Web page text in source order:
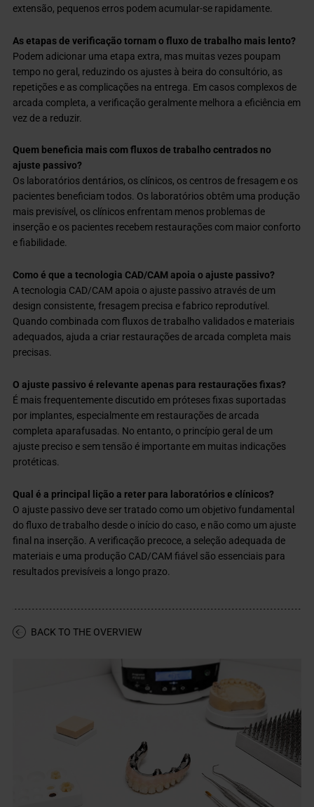
extensão, pequenos erros podem acumular-se rapidamente.
As etapas de verificação tornam o fluxo de trabalho mais lento?
Podem adicionar uma etapa extra, mas muitas vezes poupam
tempo no geral, reduzindo os ajustes à beira do consultório, as
repetições e as complicações na entrega. Em casos complexos de
arcada completa, a verificação geralmente melhora a eficiência em
vez de a reduzir.
Quem beneficia mais com fluxos de trabalho centrados no
ajuste passivo?
Os laboratórios dentários, os clínicos, os centros de fresagem e os
pacientes beneficiam todos. Os laboratórios obtêm uma produção
mais previsível, os clínicos enfrentam menos problemas de
inserção e os pacientes recebem restaurações com maior conforto
e fiabilidade.
Como é que a tecnologia CAD/CAM apoia o ajuste passivo?
A tecnologia CAD/CAM apoia o ajuste passivo através de um
design consistente, fresagem precisa e fabrico reprodutível.
Quando combinada com fluxos de trabalho validados e materiais
adequados, ajuda a criar restaurações de arcada completa mais
precisas.
O ajuste passivo é relevante apenas para restaurações fixas?
É mais frequentemente discutido em próteses fixas suportadas
por implantes, especialmente em restaurações de arcada
completa aparafusadas. No entanto, o princípio geral de um
ajuste preciso e sem tensão é importante em muitas indicações
protéticas.
Qual é a principal lição a reter para laboratórios e clínicos?
O ajuste passivo deve ser tratado como um objetivo fundamental
do fluxo de trabalho desde o início do caso, e não como um ajuste
final na inserção. A verificação precoce, a seleção adequada de
materiais e uma produção CAD/CAM fiável são essenciais para
resultados previsíveis a longo prazo.
BACK TO THE OVERVIEW